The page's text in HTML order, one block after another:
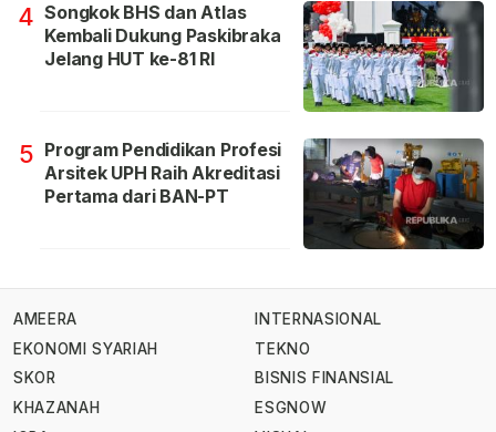
4 Songkok BHS dan Atlas
Kembali Dukung Paskibraka
Jelang HUT ke-81 RI
5 Program Pendidikan Profesi
Arsitek UPH Raih Akreditasi
Pertama dari BAN-PT
AMEERA
EKONOMI SYARIAH
SKOR
KHAZANAH
INTERNASIONAL
TEKNO
BISNIS FINANSIAL
ESGNOW